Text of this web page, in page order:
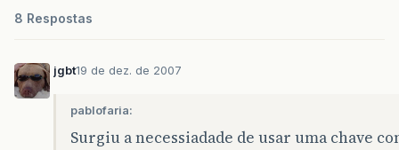
8 Respostas
jgbt19 de dez. de 2007
pablofaria:
Surgiu a necessiadade de usar uma chave